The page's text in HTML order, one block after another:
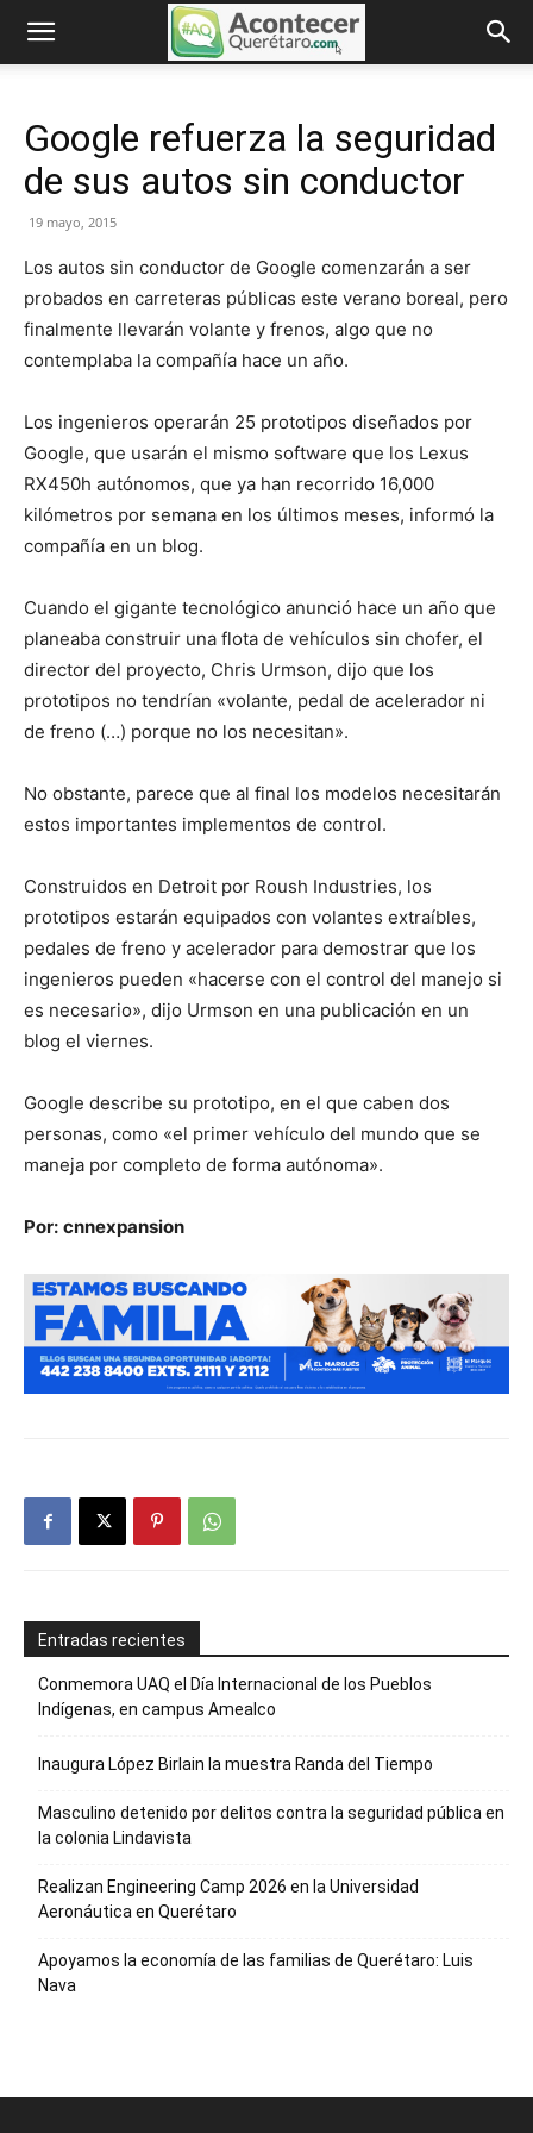
Google refuerza la seguridad
de sus autos sin conductor
19 mayo, 2015
Los autos sin conductor de Google comenzarán a ser
probados en carreteras públicas este verano boreal, pero
finalmente llevarán volante y frenos, algo que no
contemplaba la compañía hace un año.
Los ingenieros operarán 25 prototipos diseñados por
Google, que usarán el mismo software que los Lexus
RX450h autónomos, que ya han recorrido 16,000
kilómetros por semana en los últimos meses, informó la
compañía en un blog.
Cuando el gigante tecnológico anunció hace un año que
planeaba construir una flota de vehículos sin chofer, el
director del proyecto, Chris Urmson, dijo que los
prototipos no tendrían «volante, pedal de acelerador ni
de freno (…) porque no los necesitan».
No obstante, parece que al final los modelos necesitarán
estos importantes implementos de control.
Construidos en Detroit por Roush Industries, los
prototipos estarán equipados con volantes extraíbles,
pedales de freno y acelerador para demostrar que los
ingenieros pueden «hacerse con el control del manejo si
es necesario», dijo Urmson en una publicación en un
blog el viernes.
Google describe su prototipo, en el que caben dos
personas, como «el primer vehículo del mundo que se
maneja por completo de forma autónoma».
Por: cnnexpansion
Entradas recientes
Conmemora UAQ el Día Internacional de los Pueblos
Indígenas, en campus Amealco
Inaugura López Birlain la muestra Randa del Tiempo
Masculino detenido por delitos contra la seguridad pública en
la colonia Lindavista
Realizan Engineering Camp 2026 en la Universidad
Aeronáutica en Querétaro
Apoyamos la economía de las familias de Querétaro: Luis
Nava